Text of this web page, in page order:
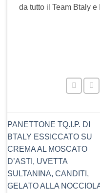
da tutto il Team Btaly e
PANETTONE TQ.I.P. DI
BTALY ESSICCATO SU
CREMA AL MOSCATO
D’ASTI, UVETTA
SULTANINA, CANDITI,
GELATO ALLA